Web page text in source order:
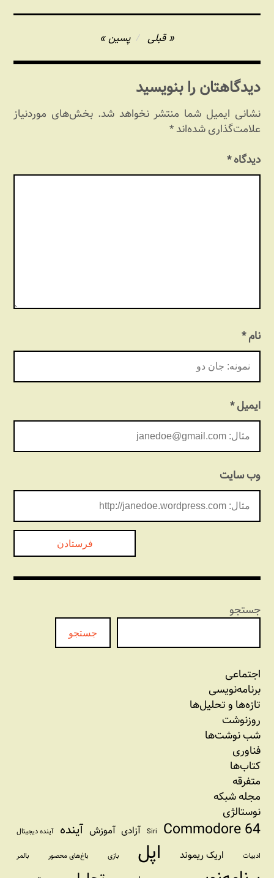
نوشته
قبلی پسین
دیدگاهتان را بنویسید
نشانی ایمیل شما منتشر نخواهد شد. بخش‌های موردنیاز
علامت‌گذاری شده‌اند*
دیدگاه*
نام*
ایمیل*
وب‌ سایت
جستجو
جستجو
اجتماعی
برنامه‏‌نویسی
تازه‌‌ها و تحلیل‌ها
روزنوشت
شب نوشت‌ها
فناوری
کتاب‌ها
متفرقه
مجله شبکه
نوستالژی
Commodore 64
Siri آزادی آموزش آینده آینده دیجیتال
ادبیات اریک ریموند اپل بازی باغ‌های محصور بالمر